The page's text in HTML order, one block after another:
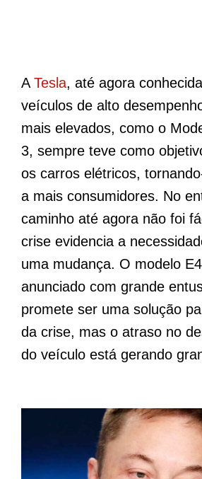
A Tesla, até agora
veículos de alto
mais elevados, como o
3, sempre teve como
os carros elétricos,
a mais consumidores. No
caminho até agora não foi
crise evidencia a
uma mudança. O modelo
anunciado com grande
promete ser uma solução
da crise, mas o atraso no
do veículo está gerando